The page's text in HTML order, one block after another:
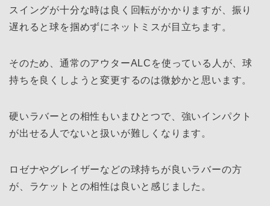
スイングが十分な時は良く回転がかかりますが、振り
遅れると球を掴めずにネットミスが目立ちます。
そのため、通常のアウターALCを使っている人が、球
持ちを良くしようと変更するのは微妙かと思います。
硬いラバーとの相性もいまひとつで、強いインパクト
が出せる人でないと扱いが難しくなります。
ロゼナやグレイザーなどの球持ちが良いラバーの方
が、ラケットとの相性は良いと感じました。